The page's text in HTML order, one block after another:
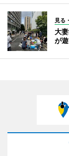
見る
大
が